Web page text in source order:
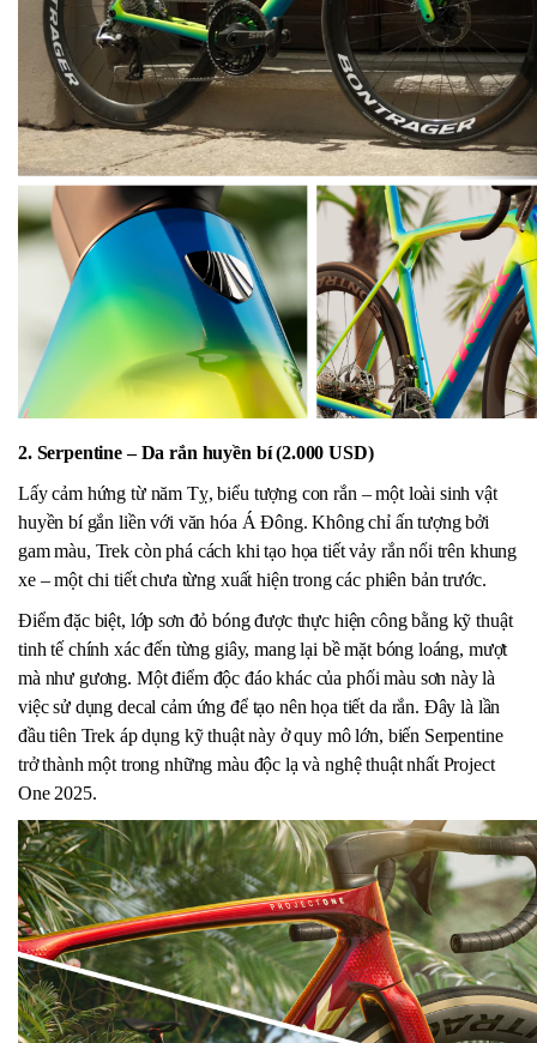
2. Serpentine – Da rắn huyền bí (2.000 USD)
Lấy cảm hứng từ năm Tỵ, biểu tượng con rắn – một loài sinh vật
huyền bí gắn liền với văn hóa Á Đông. Không chỉ ấn tượng bởi
gam màu, Trek còn phá cách khi tạo họa tiết vảy rắn nổi trên khung
xe – một chi tiết chưa từng xuất hiện trong các phiên bản trước.
Điểm đặc biệt, lớp sơn đỏ bóng được thực hiện công bằng kỹ thuật
tinh tế chính xác đến từng giây, mang lại bề mặt bóng loáng, mượt
mà như gương. Một điểm độc đáo khác của phối màu sơn này là
việc sử dụng decal cảm ứng để tạo nên họa tiết da rắn. Đây là lần
đầu tiên Trek áp dụng kỹ thuật này ở quy mô lớn, biến Serpentine
trở thành một trong những màu độc lạ và nghệ thuật nhất Project
One 2025.